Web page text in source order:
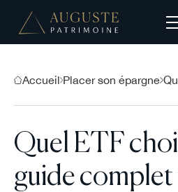
Accueil Placer son épargne
Quel ETF
guide